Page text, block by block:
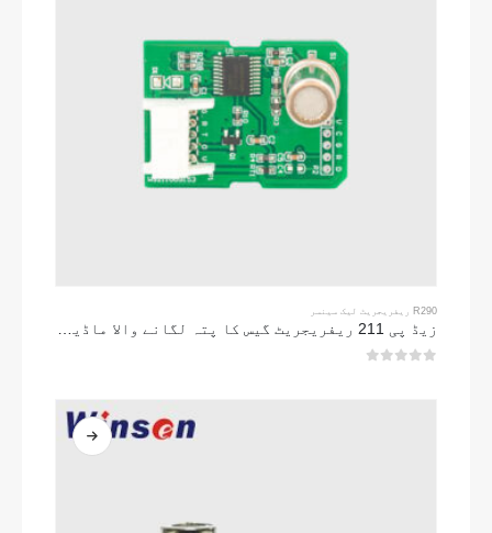
R290 ریفریجریٹ لیک سینسر
زیڈ پی 211 ریفریجریٹ گیس کا پتہ لگانے والا ماڈیول-ریفریجریٹ لیک کا پتہ لگانے کے لئے اعلی حساسیت کا سینسر